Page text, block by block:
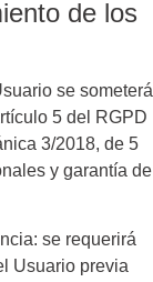
de los
se someterá
5 del RGPD
3/2018, de 5
y garantía de
se requerirá
Usuario previa